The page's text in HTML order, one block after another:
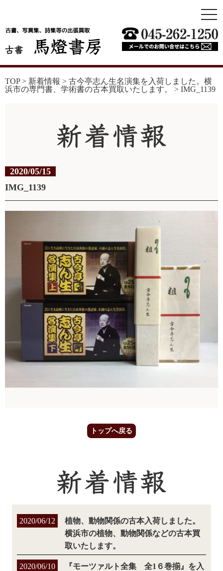
TOP> 新着情報 > 古今亭志ん生名演集を入荷しました。横
浜市の専門書、学術書の古本買取いたします。
> IMG_1139
2020/05/15
IMG_1139
トップへ戻る
2020/06/12
植物、動物関係の古本入荷しました。
横浜市の植物、動物関係などの古本買
取いたします。
2020/06/10
『モーツァルト全集 全1６巻揃』を入